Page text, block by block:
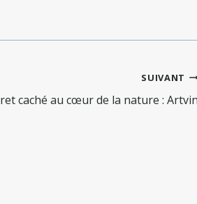
SUIVANT
caché au cœur de la nature :